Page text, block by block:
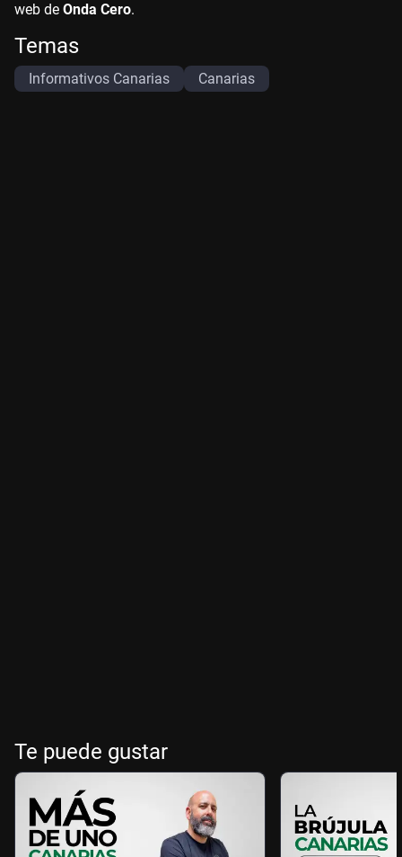
web de Onda Cero.
Temas
Informativos Canarias Canarias
Te puede gustar